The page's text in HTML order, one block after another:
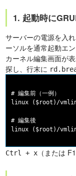
1. 起動時に
サーバーの電源を入
ーソルを通常起動エ
カーネル編集画面が
探し、行末に
# 編集前（一例）
linux ($root)/
# 編集後
Ctrl + x （または